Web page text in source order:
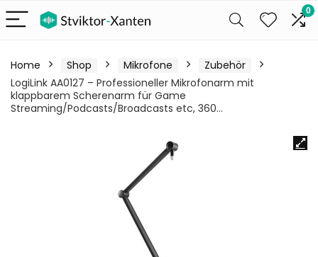
0
Home Shop Mikrofone
Zubehör
LogiLink AA0127 – Professioneller Mikrofonarm mit
klappbarem Scherenarm für Game
Streaming/Podcasts/Broadcasts etc, 360…